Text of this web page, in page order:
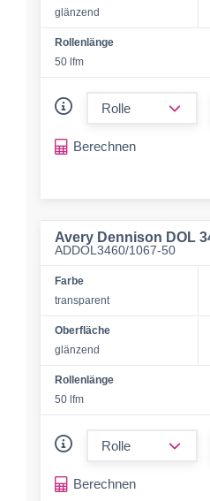
glänzend
Rollenlänge
50 lfm
Berechnen
Avery Dennison DOL
ADDOL3460/1067-50
Farbe
transparent
Oberfläche
glänzend
Rollenlänge
50 lfm
Berechnen